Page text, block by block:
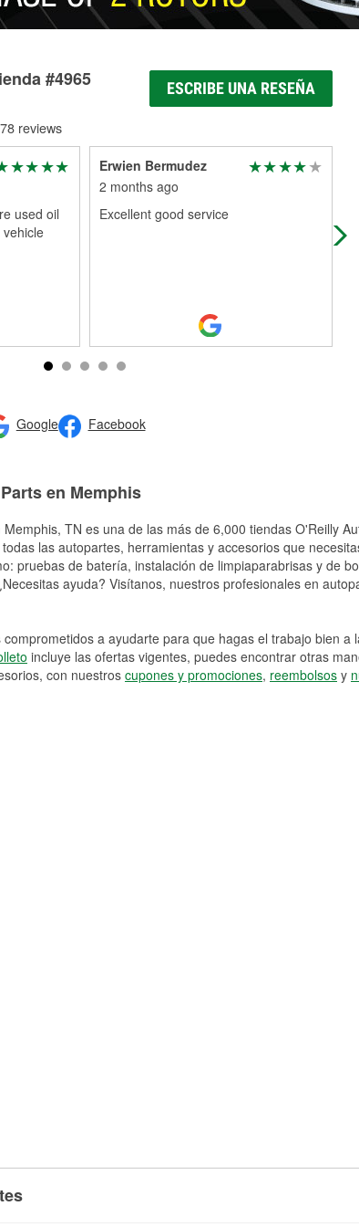
#4965
ESCRIBE UNA RESEÑA
reviews
used oil
Erwien Bermudez
2 months ago
Excellent good service
Google Facebook
en Memphis
Memphis, TN es una de las más de 6,000 tiendas O'Reilly
las autopartes, herramientas y accesorios que
pruebas de batería, instalación de limpiaparabrisas y de
ayuda? Visítanos, nuestros profesionales en
a ayudarte para que hagas el trabajo bien a
incluye las ofertas vigentes, puedes encontrar otras
con nuestros cupones y promociones, reembolsos y